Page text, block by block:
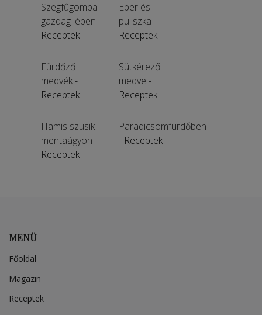
Szegfűgomba
gazdag lében -
Receptek
Eper és
puliszka -
Receptek
Fürdőző
medvék-
Receptek
Sütkérező
medve -
Receptek
Hamis szusik
mentaágyon -
Receptek
Paradicsomfürdőben
- Receptek
MENÜ
Főoldal
Magazin
Receptek